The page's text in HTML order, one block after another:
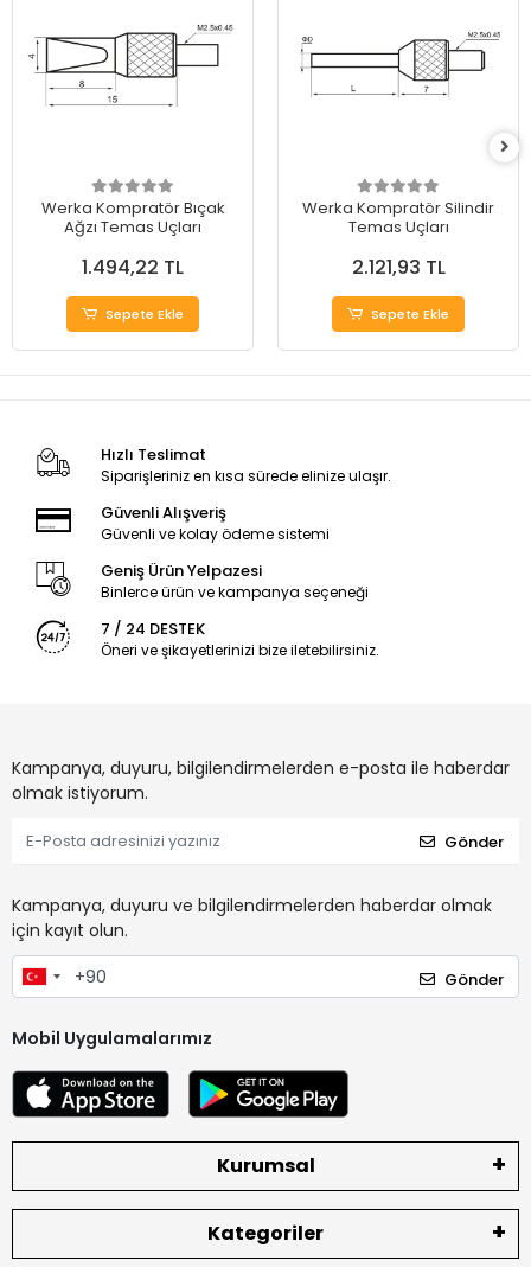
Werka Kompratör Bıçak
Ağzı Temas Uçları
1.494,22 TL
Sepete Ekle
Werka Kompratör Silindir
Temas Uçları
2.121,93 TL
Sepete Ekle
Hızlı Teslimat
Siparişleriniz en kısa sürede elinize ulaşır.
Güvenli Alışveriş
Güvenli ve kolay ödeme sistemi
Geniş Ürün Yelpazesi
Binlerce ürün ve kampanya seçeneği
7 / 24 DESTEK
Öneri ve şikayetlerinizi bize iletebilirsiniz.
Kampanya, duyuru, bilgilendirmelerden e-posta ile haberdar
olmak istiyorum.
Gönder
Kampanya, duyuru ve bilgilendirmelerden haberdar olmak
için kayıt olun.
Gönder
Mobil Uygulamalarımız
Kurumsal
Kategoriler